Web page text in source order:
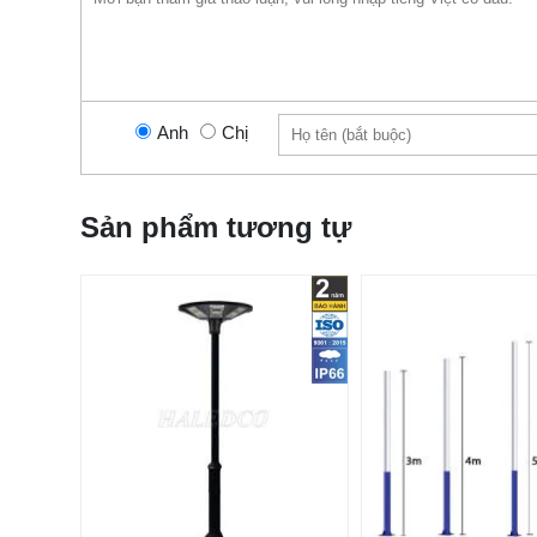
Anh Chị
Sản phẩm tương tự